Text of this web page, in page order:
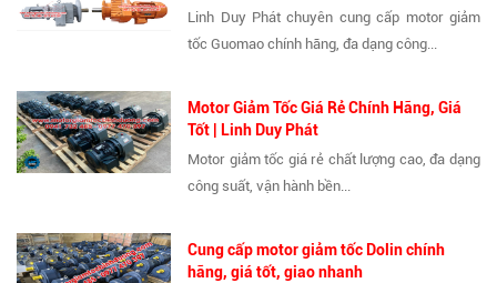
Linh Duy Phát chuyên cung cấp motor giảm
tốc Guomao chính hãng, đa dạng công...
Motor Giảm Tốc Giá Rẻ Chính Hãng, Giá
Tốt | Linh Duy Phát
Motor giảm tốc giá rẻ chất lượng cao, đa dạng
công suất, vận hành bền...
Cung cấp motor giảm tốc Dolin chính
hãng, giá tốt, giao nhanh